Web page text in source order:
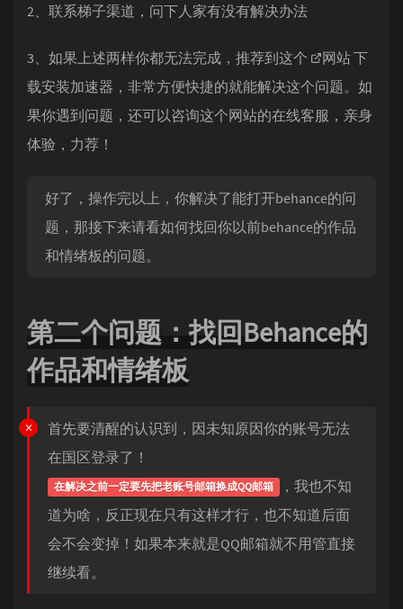
2、联系梯子渠道，问下人家有没有解决办法
3、如果上述两样你都无法完成，推荐到这个 网站下
载安装加速器，非常方便快捷的就能解决这个问题。如
果你遇到问题，还可以咨询这个网站的在线客服，亲身
体验，力荐！
好了，操作完以上，你解决了能打开behance的问
题，那接下来请看如何找回你以前behance的作品
和情绪板的问题。
第二个问题：找回Behance的
作品和情绪板
首先要清醒的认识到，因未知原因你的账号无法
在国区登录了！
在解决之前一定要先把老账号邮箱换成QQ邮箱
，我也不知
道为啥，反正现在只有这样才行，也不知道后面
会不会变掉！如果本来就是QQ邮箱就不用管直接
继续看。